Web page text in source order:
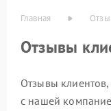
Главная
Отзывы
Отзывы клиентов,
с нашей